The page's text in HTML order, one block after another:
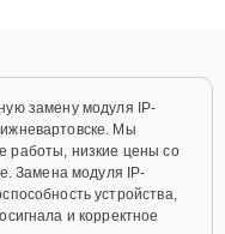
замену модуля IP-
Мы
работы, низкие цены со
Замена модуля IP-
устройства,
и корректное